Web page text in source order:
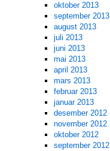
oktober 2013
september 2013
august 2013
juli 2013
juni 2013
mai 2013
april 2013
mars 2013
februar 2013
januar 2013
desember 2012
november 2012
oktober 2012
september 2012